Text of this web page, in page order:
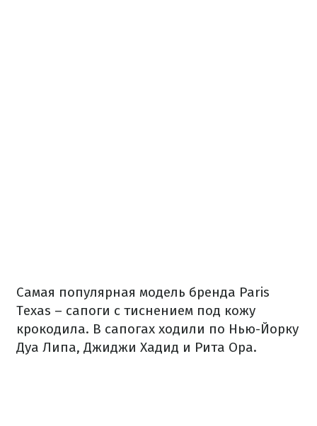
Самая популярная модель бренда Paris
Texas – сапоги с тиснением под кожу
крокодила. В сапогах ходили по Нью-Йорку
Дуа Липа, Джиджи Хадид и Рита Ора.